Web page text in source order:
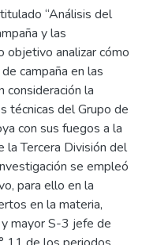
“Análisis del
y las
objetivo analizar cómo
campaña en las
consideración la
técnicas del Grupo de
con sus fuegos a la
la Tercera División del
se empleó
para ello en la
en la materia,
mayor S-3 jefe de